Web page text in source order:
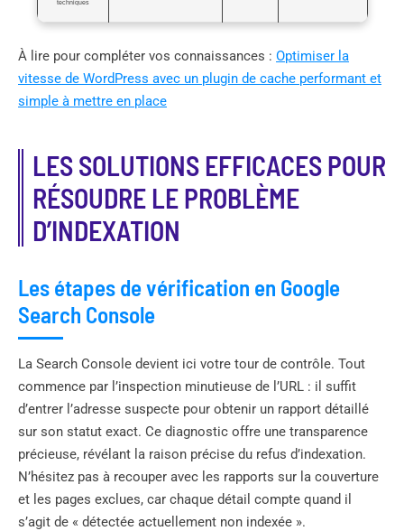
techniques
À lire pour compléter vos connaissances : Optimiser la
vitesse de WordPress avec un plugin de cache performant et
simple à mettre en place
LES SOLUTIONS EFFICACES POUR
RÉSOUDRE LE PROBLÈME
D’INDEXATION
Les étapes de vérification en Google
Search Console
La Search Console devient ici votre tour de contrôle. Tout
commence par l’inspection minutieuse de l’URL : il suffit
d’entrer l’adresse suspecte pour obtenir un rapport détaillé
sur son statut exact. Ce diagnostic offre une transparence
précieuse, révélant la raison précise du refus d’indexation.
N’hésitez pas à recouper avec les rapports sur la couverture
et les pages exclues, car chaque détail compte quand il
s’agit de « détectée actuellement non indexée ».